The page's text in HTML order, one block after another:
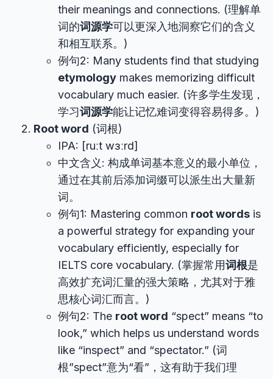
their meanings and connections. (理解单
词的词源学可以更深入地洞察它们的含义
和相互联系。)
例句2: Many students find that studying
etymology makes memorizing difficult
vocabulary much easier. (许多学生发现，
学习词源学能让记忆难词变得容易得多。)
Root word (词根)
IPA: [ruːt wɜːrd]
中文含义: 构成单词基本意义的最小单位，
通过在其前后添加词缀可以派生出大量新
词。
例句1: Mastering common root words is
a powerful strategy for expanding your
vocabulary efficiently, especially for
IELTS core vocabulary. (掌握常用词根是
高效扩充词汇量的强大策略，尤其对于雅
思核心词汇而言。)
例句2: The root word “spect” means “to
look,” which helps us understand words
like “inspect” and “spectator.” (词
根”spect”意为“看”，这有助于我们理